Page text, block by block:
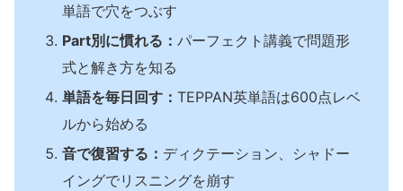
単語で穴をつぶす
Part別に慣れる：パーフェクト講義で問題形
式と解き方を知る
単語を毎日回す：TEPPAN英単語は600点レベ
ルから始める
音で復習する： ディクテーション、シャドー
イングでリスニングを崩す